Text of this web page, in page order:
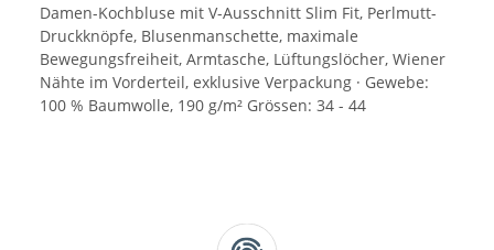
Damen-Kochbluse mit V-Ausschnitt Slim Fit, Perlmutt-
Druckknöpfe, Blusenmanschette, maximale
Bewegungsfreiheit, Armtasche, Lüftungslöcher, Wiener
Nähte im Vorderteil, exklusive Verpackung · Gewebe:
100 % Baumwolle, 190 g/m² Grössen: 34 - 44